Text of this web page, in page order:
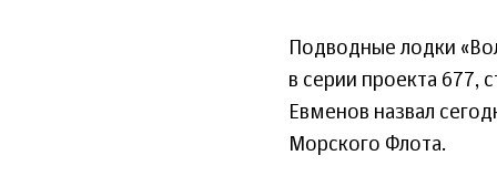
Подводные лодки
в серии проекта 677,
Евменов назвал
Морского Флота.